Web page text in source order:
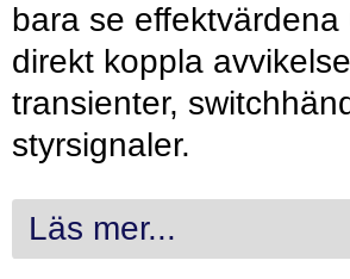
bara se
direkt koppla
transienter,
styrsignaler.
Läs mer...